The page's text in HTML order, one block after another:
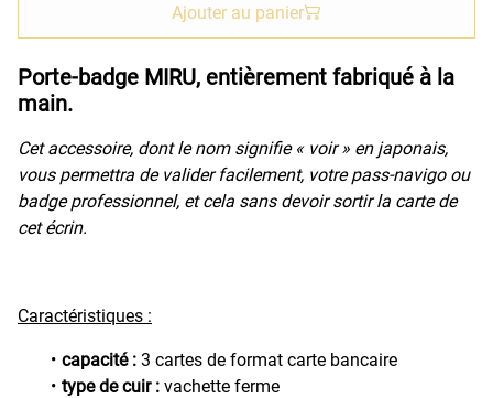
Ajouter au panier
Porte-badge MIRU, entièrement fabriqué à la
main.
Cet accessoire, dont le nom signifie « voir » en japonais,
vous permettra de valider facilement, votre pass-navigo ou
badge professionnel, et cela sans devoir sortir la carte de
cet écrin.
Caractéristiques :
capacité : 3 cartes de format carte bancaire
type de cuir : vachette ferme